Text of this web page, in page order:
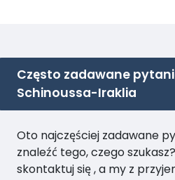
Często zadawane
Schinoussa-Iraklia
Oto najczęściej zadawane
znaleźć tego, czego
skontaktuj się , a my z